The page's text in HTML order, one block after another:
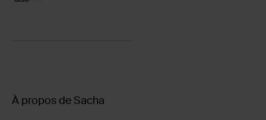
À propos de Sacha